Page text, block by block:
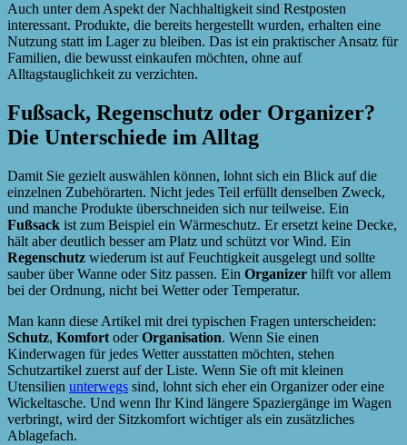
Auch unter dem Aspekt der Nachhaltigkeit sind Restposten
interessant. Produkte, die bereits hergestellt wurden, erhalten eine
Nutzung statt im Lager zu bleiben. Das ist ein praktischer Ansatz für
Familien, die bewusst einkaufen möchten, ohne auf
Alltagstauglichkeit zu verzichten.
Fußsack, Regenschutz oder Organizer?
Die Unterschiede im Alltag
Damit Sie gezielt auswählen können, lohnt sich ein Blick auf die
einzelnen Zubehörarten. Nicht jedes Teil erfüllt denselben Zweck,
und manche Produkte überschneiden sich nur teilweise. Ein
Fußsack ist zum Beispiel ein Wärmeschutz. Er ersetzt keine Decke,
hält aber deutlich besser am Platz und schützt vor Wind. Ein
Regenschutz wiederum ist auf Feuchtigkeit ausgelegt und sollte
sauber über Wanne oder Sitz passen. Ein Organizer hilft vor allem
bei der Ordnung, nicht bei Wetter oder Temperatur.
Man kann diese Artikel mit drei typischen Fragen unterscheiden:
Schutz, Komfort oderOrganisation. Wenn Sie einen
Kinderwagen für jedes Wetter ausstatten möchten, stehen
Schutzartikel zuerst auf der Liste. Wenn Sie oft mit kleinen
Utensilien unterwegs sind, lohnt sich eher ein Organizer oder eine
Wickeltasche. Und wenn Ihr Kind längere Spaziergänge im Wagen
verbringt, wird der Sitzkomfort wichtiger als ein zusätzliches
Ablagefach.